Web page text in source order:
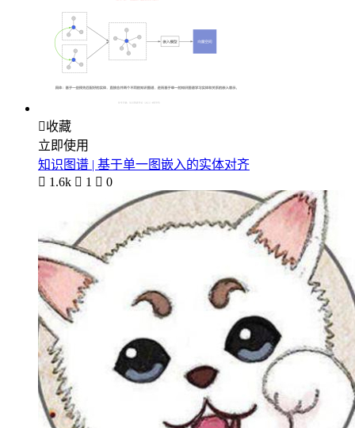
收藏
立即使用
知识图谱 | 基于单一图嵌入的实体对齐
 1.6k  1  0